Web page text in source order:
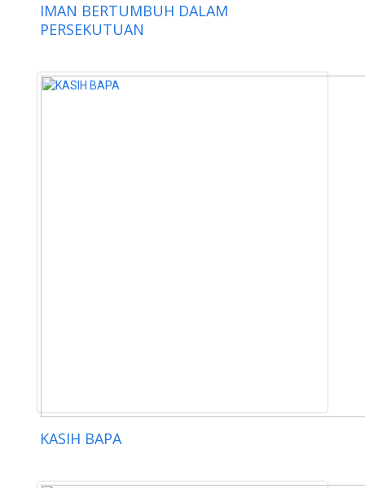
IMAN BERTUMBUH DALAM
PERSEKUTUAN
KASIH BAPA